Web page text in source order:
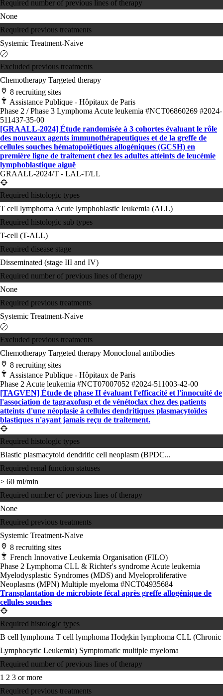
Required number of previous lines of therapy
None
Required previous treatments
Systemic Treatment-Naive
Excluded previous treatments
Chemotherapy Targeted therapy
8 recruiting sites
Assistance Publique - Hôpitaux de Paris
Phase 2 / Phase 3 LymphomaAcute leukemia #NCT06860269 #2024-
511437-35-00
[GRAALL-2024] Étude randomisée à 3 cohortes évaluant le rôle
des nouveaux agents immunothérapeutiques et de la greffe de
cellules souches hématopoïétiques allogéniques (GCSH) en
première ligne de traitement chez les adultes atteints de leucémie
lymphoblastique aiguë
GRAALL-2024/T - LAL-T/LL
Required histologic types
T cell lymphomaAcute lymphoblastic leukemia (ALL)
Required histologic sub types
T-cell (T-ALL)
Required disease stage
Disseminated (stage III and IV)
Required number of previous lines of therapy
None
Required previous treatments
Systemic Treatment-Naive
Excluded previous treatments
Chemotherapy Targeted therapy Monoclonal antibodies
8 recruiting sites
Assistance Publique - Hôpitaux de Paris
Phase 2Acute leukemia #NCT07007052 #2024-511003-42-00
[TAGVEN] Étude de phase II évaluant l'efficacité et l'innocuité de
l'association de tagraxofusp et de vénétoclax chez des patients
atteints d'une néoplasie à cellules dendritiques plasmacytoïdes
blastiques n'ayant jamais reçu de traitement.
Required histologic types
Blastic plasmacytoid dendritic cell neoplasm (BPDC...
Required renal function statuses
> 60 ml/min
Required number of previous lines of therapy
None
Required previous treatments
Systemic Treatment-Naive
8 recruiting sites
French Innovative Leukemia Organisation (FILO)
Phase 2 Lymphoma CLL & Richter's syndromeAcute leukemia
Myelodysplastic Syndromes (MDS) and Myeloproliferative
Neoplasms (MPN) Multiple myeloma #NCT04935684
Transplantation de microbiote fécal après greffe allogénique de
cellules souches
Required histologic types
B cell lymphoma T cell lymphoma Hodgkin lymphoma CLL (Chronic
Lymphocytic Leukemia) Symptomatic multiple myeloma
Required number of previous lines of therapy
1 2 3 or more
Required previous treatments